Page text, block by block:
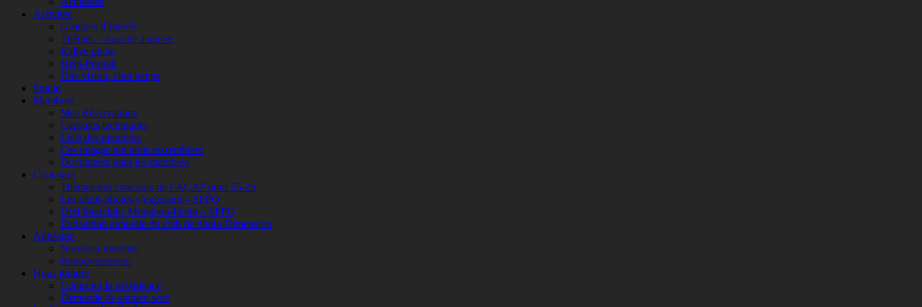
Activités
Groupes d’intérêt
Thèmes – marche à suivre
Rallye photo
Help-Portrait
Une vision, cinq temps
Studio
Membres
Mes Réservations
Capsules techniques
Liste des membres
Ces images qui nous ressemblent
Documents pour les membres
Concours
Thèmes des concours de l’ACAP pour 25-26
Les clubs photos s’exposent – SPPQ
Défi Interclubs Mongeon-Pépin – SPPQ
Exposition annuelle du club de photo Dimension
Adhésion
Nouveau membre
Renouvellement
Nous joindre
Contacter la présidence
Demande de soutien web